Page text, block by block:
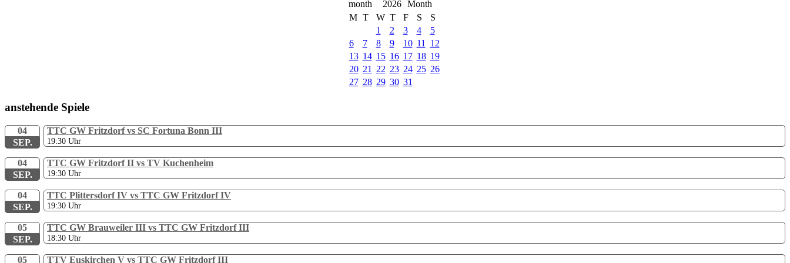
2026
M T W T F S
S
1
2 3 4
5
6
7 8 9 10 11
12
13 14 15 16 17 18 19
20 21 22 23 24 25 26
27 28 29 30 31
anstehende Spiele
04
SEP.
TTC GW Fritzdorf vs SC Fortuna Bonn III
19:30 Uhr
04
SEP.
TTC GW Fritzdorf II vs TV Kuchenheim
19:30 Uhr
04
SEP.
TTC Plittersdorf IV vs TTC GW Fritzdorf IV
19:30 Uhr
05
SEP.
TTC GW Brauweiler III vs TTC GW Fritzdorf III
18:30 Uhr
05 TTV Euskirchen V vs TTC GW Fritzdorf III